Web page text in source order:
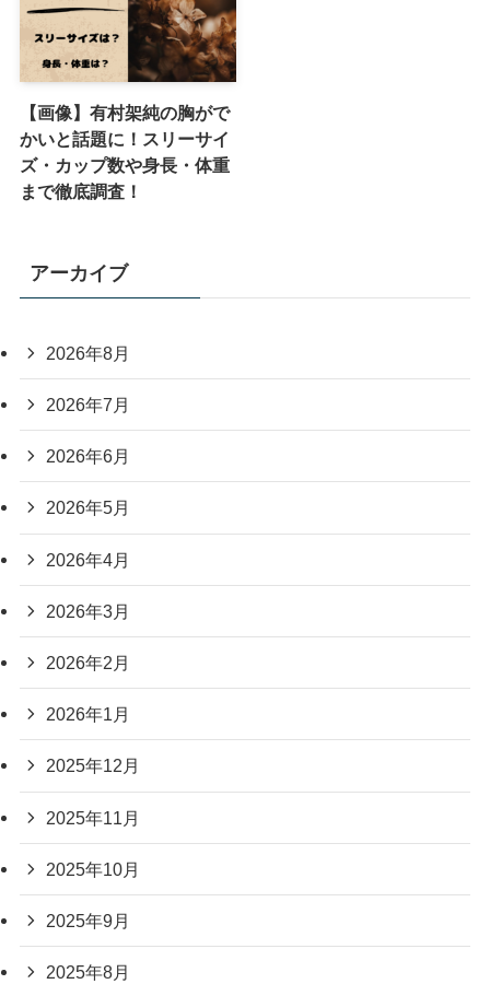
【画像】有村架純の胸がで
かいと話題に！スリーサイ
ズ・カップ数や身長・体重
まで徹底調査！
アーカイブ
2026年8月
2026年7月
2026年6月
2026年5月
2026年4月
2026年3月
2026年2月
2026年1月
2025年12月
2025年11月
2025年10月
2025年9月
2025年8月